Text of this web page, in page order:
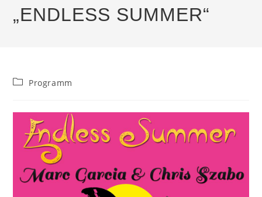
„ENDLESS SUMMER“
Beitrags-
Programm